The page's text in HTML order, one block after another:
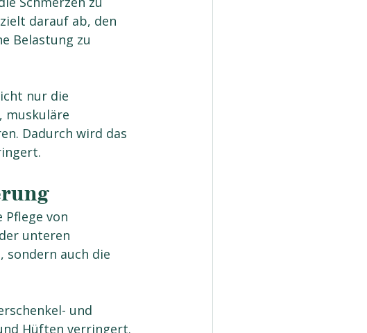
darauf ab, den
Belastung zu
nur die
muskuläre
Dadurch wird das
von
unteren
auch die
und
Hüften verringert.